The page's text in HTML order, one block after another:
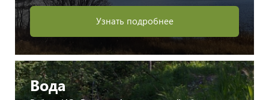
Узнать подробнее
Вода